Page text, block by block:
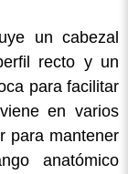
un cabezal
recto y un
para facilitar
en varios
para mantener
anatómico